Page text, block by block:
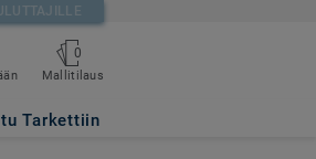
0
Mallitilaus
Tarkettiin